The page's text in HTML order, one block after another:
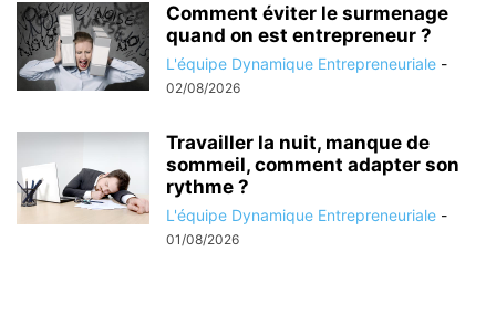
Comment éviter le surmenage
quand on est entrepreneur ?
L'équipe Dynamique Entrepreneuriale -
02/08/2026
Travailler la nuit, manque de
sommeil, comment adapter son
rythme ?
L'équipe Dynamique Entrepreneuriale -
01/08/2026